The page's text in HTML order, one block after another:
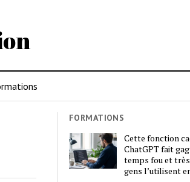
FORMATIONS
Cette fonction
ChatGPT fait
temps fou et très
gens l’utilisent